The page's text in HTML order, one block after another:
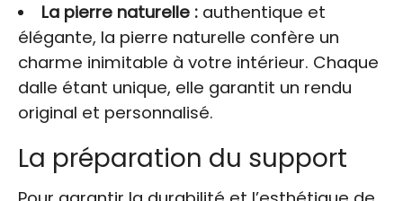
La pierre naturelle :authentique et
élégante, la pierre naturelle confère un
charme inimitable à votre intérieur. Chaque
dalle étant unique, elle garantit un rendu
original et personnalisé.
La préparation du support